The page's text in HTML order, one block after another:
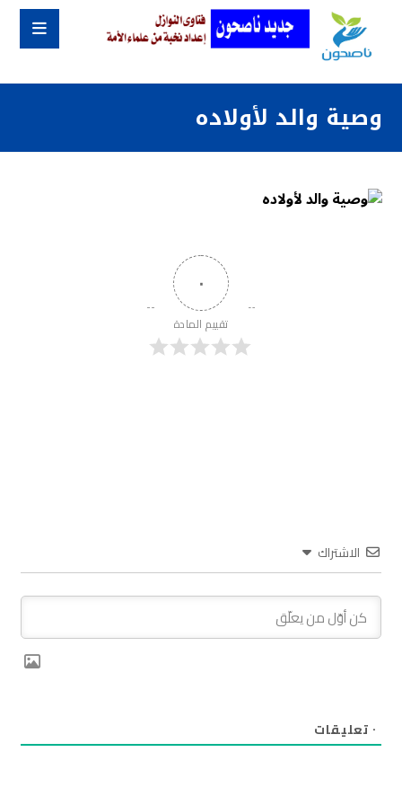
وصية والد لأولاده
٠
تقييم المادة
الاشتراك
٠ تعليقات